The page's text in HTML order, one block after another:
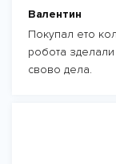
Валентин
Покупал ето
робота
свово дела.